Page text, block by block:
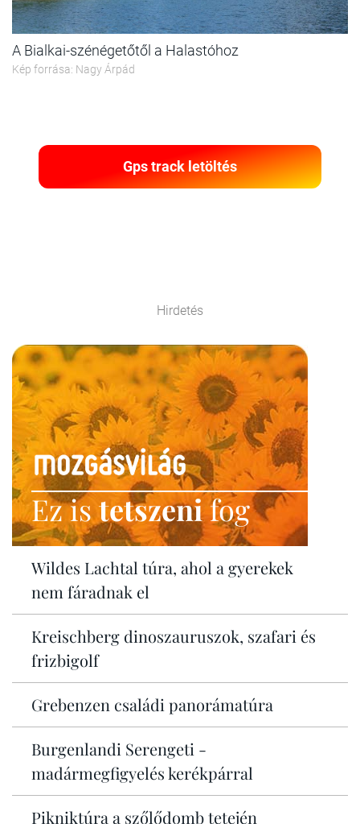
A Bialkai-szénégetőtől a Halastóhoz
Kép forrása: Nagy Árpád
Gps track letöltés
Hirdetés
Ez istetszenifog
Wildes Lachtal túra, ahol a gyerekek
nem fáradnak el
Kreischberg dinoszauruszok, szafari és
frizbigolf
Grebenzen családi panorámatúra
Burgenlandi Serengeti -
madármegfigyelés kerékpárral
Pikniktúra a szőlődomb tetején